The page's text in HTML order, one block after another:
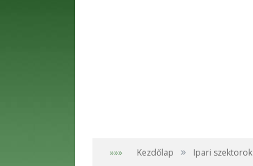
»»» Kezdőlap » Ipari szektorok